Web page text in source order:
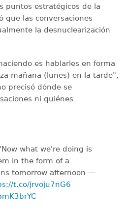
puntos estratégicos de la
que las conversaciones
la desnuclearización
es hablarles en forma
mañana (lunes) en la tarde",
precisó dónde se
ni quiénes
what we're doing is
in the form of a
tomorrow afternoon —
t.co/jrvoju7nG6